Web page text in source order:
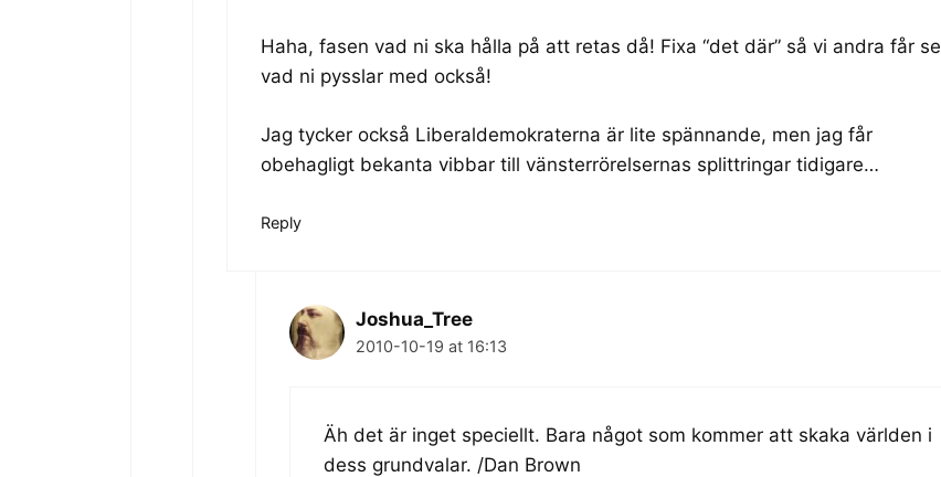
Haha, fasen vad ni ska hålla på att retas då! Fixa “det där” så vi andra får se
vad ni pysslar med också!
Jag tycker också Liberaldemokraterna är lite spännande, men jag får
obehagligt bekanta vibbar till vänsterrörelsernas splittringar tidigare…
Reply
Joshua_Tree
2010-10-19 at 16:13
Äh det är inget speciellt. Bara något som kommer att skaka världen i
dess grundvalar. /Dan Brown